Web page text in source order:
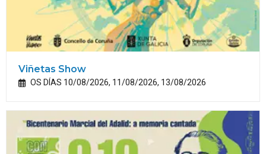
Viñetas Show
OS DÍAS 10/08/2026, 11/08/2026, 13/08/2026